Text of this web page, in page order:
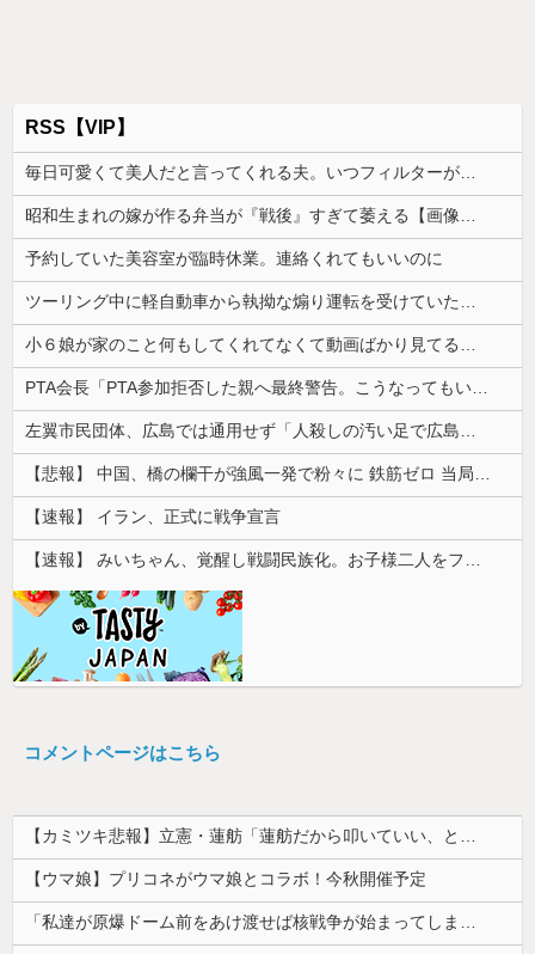
RSS【VIP】
予約していた美容室が臨時休業。連絡くれてもいいのに
【速報】 イラン、正式に戦争宣言
コメントページはこちら
【カミツキ悲報】立憲・蓮舫「蓮舫だから叩いていい、との報道に何度も向き合ってきました」→ツッコミ殺到
【ウマ娘】プリコネがウマ娘とコラボ！今秋開催予定
「私達が原爆ドーム前をあけ渡せば核戦争が始まってしまう」と訴える市民団体、それを聞いた被爆3世の人が……